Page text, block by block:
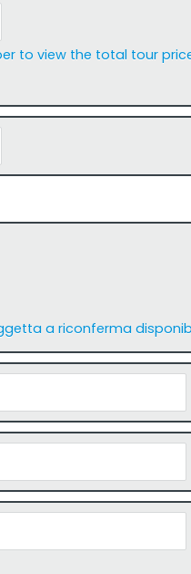
to view the total tour
a riconferma